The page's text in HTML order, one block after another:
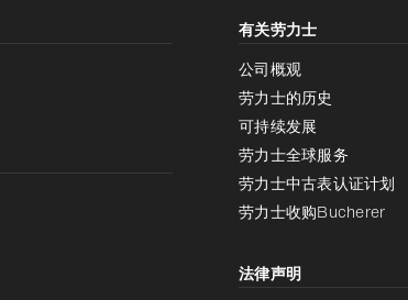
减少动画
停用
有关劳力士
公司概观
劳力士的历史
可持续发展
劳力士全球服务
劳力士中古表认证计划
劳力士收购Bucherer
法律声明